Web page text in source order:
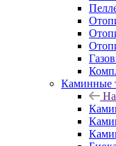
Каминные